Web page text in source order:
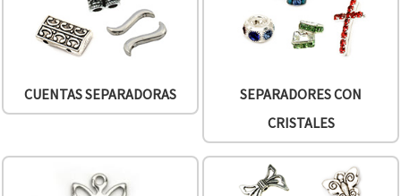
CUENTAS SEPARADORAS
SEPARADORES CON
CRISTALES